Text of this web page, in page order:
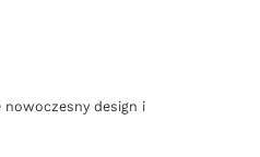
nowoczesny design i